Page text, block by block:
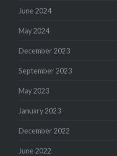
June 2024
May 2024
December 2023
September 2023
May 2023
January 2023
December 2022
June 2022